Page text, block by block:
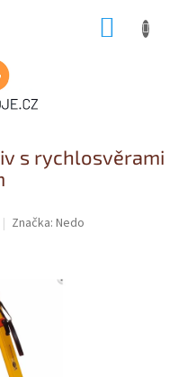
s rychlosvěrami
Značka: Nedo